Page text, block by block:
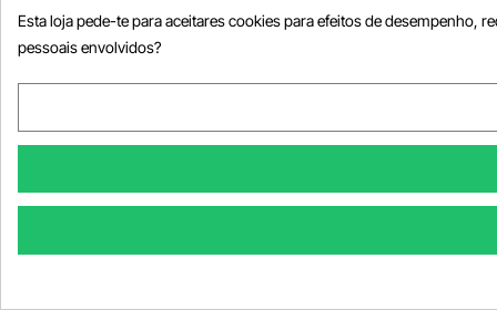
Esta loja pede-te para aceitares cookies para efeitos de desempenho,
pessoais envolvidos?